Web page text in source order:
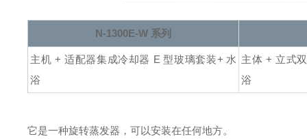
N-1300E-W 系列
主机 + 适配器集成冷却器 E 型玻璃套装+ 水
浴
主体 + 立式
浴
它是一种旋转蒸发器，可以安装在任何地方。